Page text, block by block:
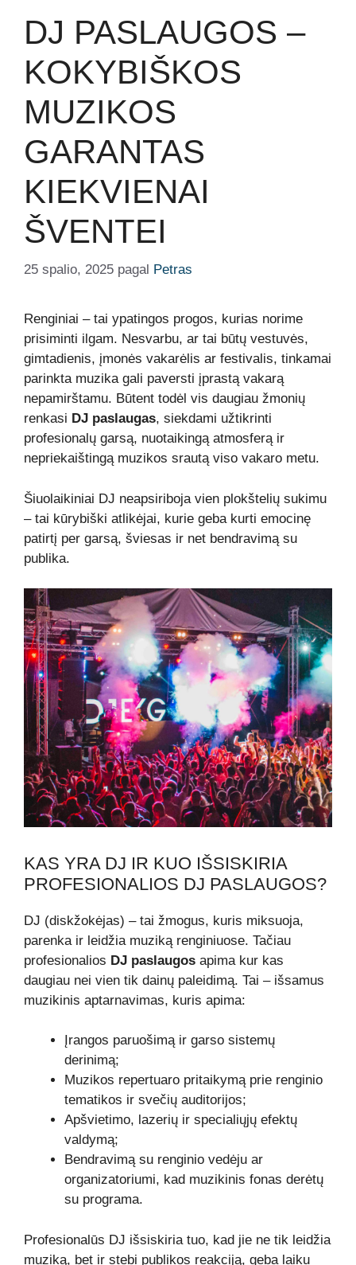
DJ PASLAUGOS –
KOKYBIŠKOS
MUZIKOS
GARANTAS
KIEKVIENAI
ŠVENTEI
25 spalio, 2025 pagal Petras
Renginiai – tai ypatingos progos, kurias norime
prisiminti ilgam. Nesvarbu, ar tai būtų vestuvės,
gimtadienis, įmonės vakarėlis ar festivalis, tinkamai
parinkta muzika gali paversti įprastą vakarą
nepamirštamu. Būtent todėl vis daugiau žmonių
renkasi DJ paslaugas, siekdami užtikrinti
profesionalų garsą, nuotaikingą atmosferą ir
nepriekaištingą muzikos srautą viso vakaro metu.
Šiuolaikiniai DJ neapsiriboja vien plokštelių sukimu
– tai kūrybiški atlikėjai, kurie geba kurti emocinę
patirtį per garsą, šviesas ir net bendravimą su
publika.
KAS YRA DJ IR KUO IŠSISKIRIA
PROFESIONALIOS DJ PASLAUGOS?
DJ (diskžokėjas) – tai žmogus, kuris miksuoja,
parenka ir leidžia muziką renginiuose. Tačiau
profesionalios DJ paslaugos apima kur kas
daugiau nei vien tik dainų paleidimą. Tai – išsamus
muzikinis aptarnavimas, kuris apima:
Įrangos paruošimą ir garso sistemų
derinimą;
Muzikos repertuaro pritaikymą prie renginio
tematikos ir svečių auditorijos;
Apšvietimo, lazerių ir specialiųjų efektų
valdymą;
Bendravimą su renginio vedėju ar
organizatoriumi, kad muzikinis fonas derėtų
su programa.
Profesionalūs DJ išsiskiria tuo, kad jie ne tik leidžia
muziką, bet ir stebi publikos reakciją, geba laiku